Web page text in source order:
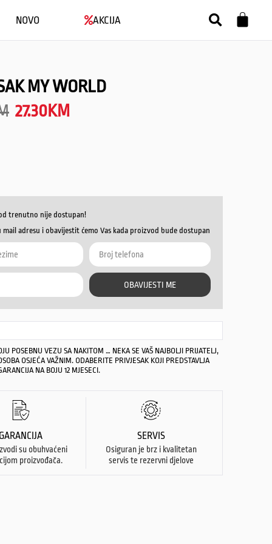
NOVO AKCIJA
MY WORLD
27.30KM
trenutno nije dostupan!
mail adresu i obavijestit ćemo Vas kada proizvod bude dostupan
OBAVIJESTI ME
POSEBNU VEZU SA NAKITOM … NEKA SE VAŠ NAJBOLJI PRIJATELJ,
OSJEĆA VAŽNIM. ODABERITE PRIVJESAK KOJI PREDSTAVLJA
NA BOJU 12 MJESECI.
su obuhvaćeni
proizvođača.
SERVIS
Osiguran je brz i kvalitetan
servis te rezervni djelove